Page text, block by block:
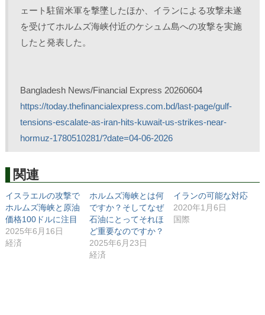
ェート駐留米軍を撃墜したほか、イランによる攻撃未遂
を受けてホルムズ海峡付近のケシュム島への攻撃を実施
したと発表した。
Bangladesh News/Financial Express 20260604
https://today.thefinancialexpress.com.bd/last-page/gulf-
tensions-escalate-as-iran-hits-kuwait-us-strikes-near-
hormuz-1780510281/?date=04-06-2026
関連
イスラエルの攻撃で
ホルムズ海峡と原油
価格100ドルに注目
2025年6月16日
経済
ホルムズ海峡とは何
ですか？そしてなぜ
石油にとってそれほ
ど重要なのですか？
2025年6月23日
経済
イランの可能な対応
2020年1月6日
国際